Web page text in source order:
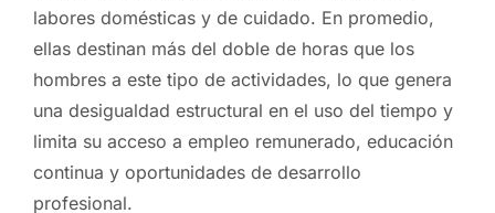
labores domésticas y de cuidado. En promedio,
ellas destinan más del doble de horas que los
hombres a este tipo de actividades, lo que genera
una desigualdad estructural en el uso del tiempo y
limita su acceso a empleo remunerado, educación
continua y oportunidades de desarrollo
profesional.